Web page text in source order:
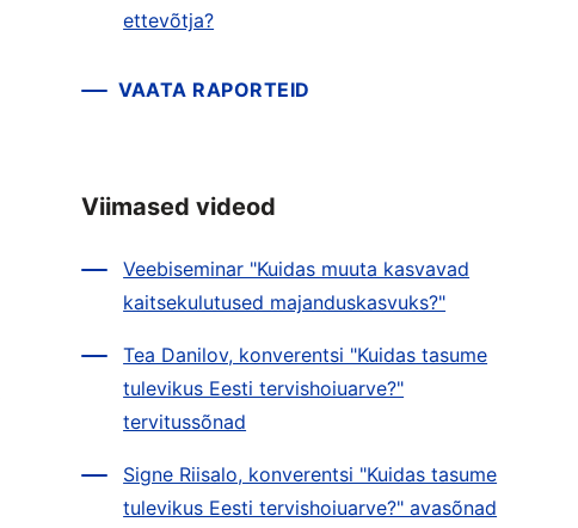
ettevõtja?
VAATA RAPORTEID
Viimased videod
Veebiseminar "Kuidas muuta kasvavad
kaitsekulutused majanduskasvuks?"
Tea Danilov, konverentsi "Kuidas tasume
tulevikus Eesti tervishoiuarve?"
tervitussõnad
Signe Riisalo, konverentsi "Kuidas tasume
tulevikus Eesti tervishoiuarve?" avasõnad